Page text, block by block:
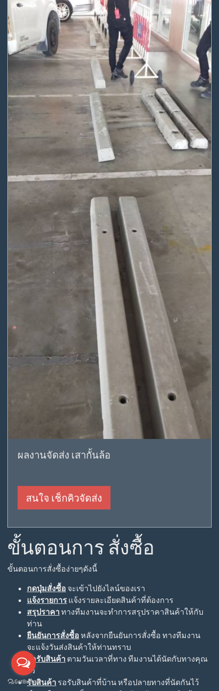
ผลงานจัดส่ง เสากั้นล้อ
สนใจ เช็กคิวจัดส่ง
ขั้นตอนการ สั่งซื้อ
ขั้นตอนการสั่งซื้อง่ายๆดังนี้
กดปุ่มสั่งซื้อ จะเข้าไปยังไลน์ของเรา
แจ้งรายการ แจ้งรายละเอียดสินค้าที่ต้องการ
สรุปราคา ทางทีมงานจะทำการสรุปราคาสินค้าให้กับ
ท่าน
ยืนยันการสั่งซื้อ หลังจากยืนยันการสั่งซื้อ ทางทีมงาน
จะแจ้งวันส่งสินค้าให้ท่านทราบ
รอรับสินค้า ตามวันเวลาที่ทาง ทีมงานได้นัดกับทางคุณ
ไว้
รับสินค้า รอรับสินค้าที่บ้าน หรือปลายทางที่นัดกันไว้